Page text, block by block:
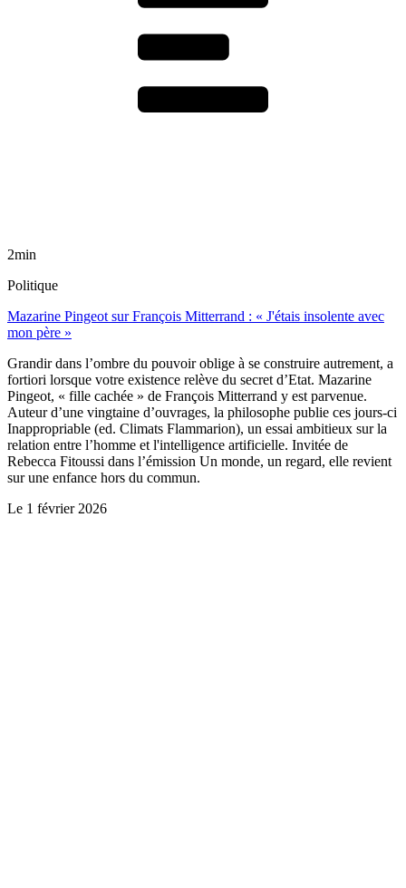
2min
Politique
Mazarine Pingeot sur François Mitterrand : « J'étais insolente avec
mon père »
Grandir dans l’ombre du pouvoir oblige à se construire autrement, a
fortiori lorsque votre existence relève du secret d’Etat. Mazarine
Pingeot, « fille cachée » de François Mitterrand y est parvenue.
Auteur d’une vingtaine d’ouvrages, la philosophe publie ces jours-ci
Inappropriable (ed. Climats Flammarion), un essai ambitieux sur la
relation entre l’homme et l'intelligence artificielle. Invitée de
Rebecca Fitoussi dans l’émission Un monde, un regard, elle revient
sur une enfance hors du commun.
Le 1 février 2026